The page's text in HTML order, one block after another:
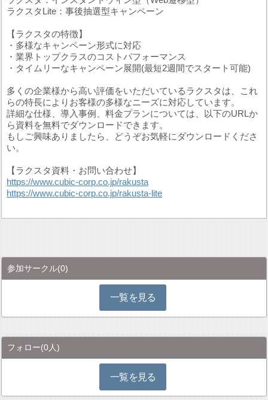
ラクスタLite：事後抽選型キャンペーン
【ラクスタの特徴】
・多様なキャンペーン形式に対応
・業界トップクラスのコストパフォーマンス
・タイムリーなキャンペーン展開(最短2週間でスタート可能)
多くの企業様から高い評価をいただいているラクスタは、これ
らの特長によりお客様の多様なニーズに対応しています。
詳細な仕様、導入事例、料金プランについては、以下のURLか
ら資料を無料でダウンロードできます。
もしご興味ありましたら、どうぞお気軽にダウンロードくださ
い。
【ラクスタ資料・お問い合わせ】
https://www.cubic-corp.co.jp/rakusta
https://www.cubic-corp.co.jp/rakusta-lite
参加サークル(0)
一覧を見る
フォロー(0人)
一覧を見る